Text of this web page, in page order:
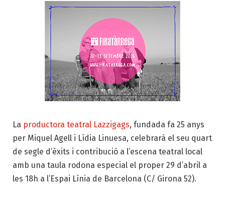
La productora teatral Lazzigags, fundada fa 25 anys
per Miquel Agell i Lídia Linuesa, celebrarà el seu quart
de segle d’èxits i contribució a l’escena teatral local
amb una taula rodona especial el proper 29 d’abril a
les 18h a l’Espai Línia de Barcelona (C/ Girona 52).